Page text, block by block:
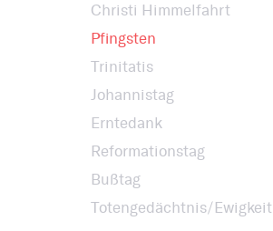
Christi Himmelfahrt
Pfingsten
Trinitatis
Johannistag
Erntedank
Reformationstag
Bußtag
Totengedächtnis/Ewigkeit